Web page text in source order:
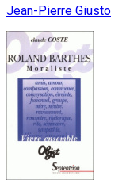
Jean-Pierre Giusto